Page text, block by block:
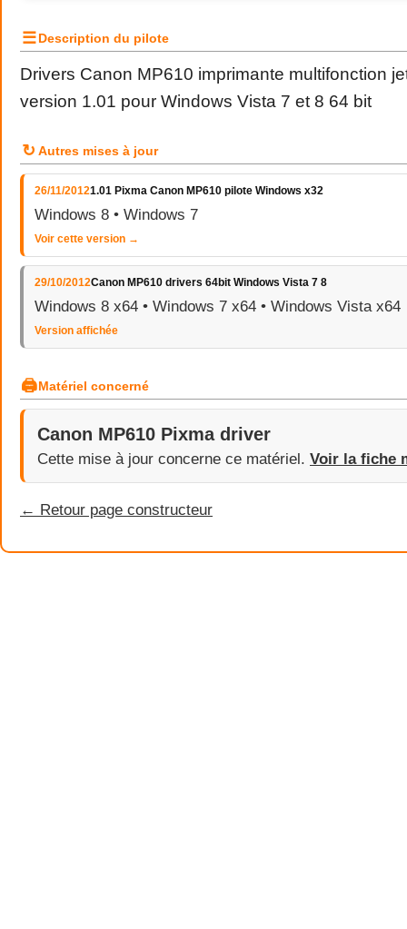
☰Description du pilote
Drivers Canon MP610 imprimante multifonction
version 1.01 pour Windows Vista 7 et 8 64 bit
↻ Autres mises à jour
26/11/20121.01 Pixma Canon MP610 pilote Windows x32
Windows 8 • Windows 7
Voir cette version →
29/10/2012Canon MP610 drivers 64bit Windows Vista 7 8
Windows 8 x64 • Windows 7 x64 • Windows Vista x64
Version affichée
🖨Matériel concerné
Canon MP610 Pixma driver
Cette mise à jour concerne ce matériel. Voir la fiche
← Retour page constructeur